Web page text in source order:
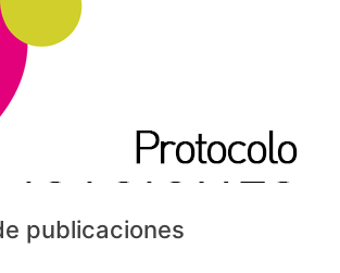
publicaciones